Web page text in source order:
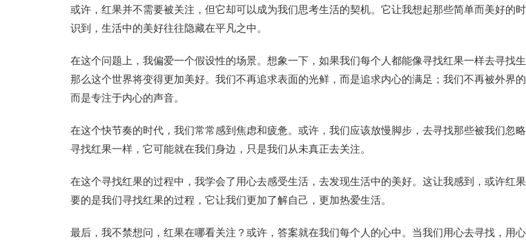
或许，红果并不需要被关注，但它却可以成为我们思考生活的契机。它让我想起那些简单而美好的
识到，生活中的美好往往隐藏在平凡之中。
在这个问题上，我偏爱一个假设性的场景。想象一下，如果我们每个人都能像寻找红果一样去寻找生
那么这个世界将变得更加美好。我们不再追求表面的光鲜，而是追求内心的满足；我们不再被外界的
而是专注于内心的声音。
在这个快节奏的时代，我们常常感到焦虑和疲惫。或许，我们应该放慢脚步，去寻找那些被我们忽
寻找红果一样，它可能就在我们身边，只是我们从未真正去关注。
在这个寻找红果的过程中，我学会了用心去感受生活，去发现生活中的美好。这让我感到，或许红
要的是我们寻找红果的过程，它让我们更加了解自己，更加热爱生活。
最后，我不禁想问，红果在哪看关注？或许，答案就在我们每个人的心中。当我们用心去寻找，用